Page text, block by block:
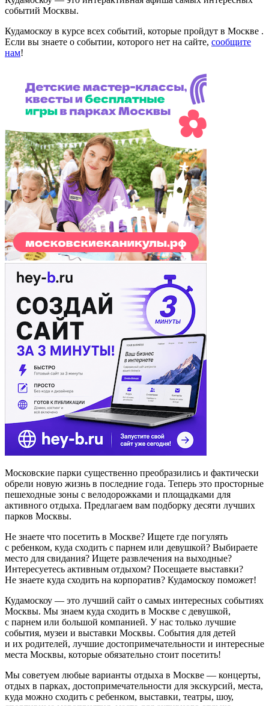
событий Москвы.
Кудамоскоу в курсе всех событий, которые пройдут в Москве .
Если вы знаете о событии, которого нет на сайте, сообщите
нам!
Московские парки существенно преобразились и фактически
обрели новую жизнь в последние года. Теперь это просторные
пешеходные зоны с велодорожками и площадками для
активного отдыха. Предлагаем вам подборку десяти лучших
парков Москвы.
Не знаете что посетить в Москве? Ищете где погулять
с ребенком, куда сходить с парнем или девушкой? Выбираете
место для свидания? Ищете развлечения на выходные?
Интересуетесь активным отдыхом? Посещаете выставки?
Не знаете куда сходить на корпоратив? Кудамоскоу поможет!
Кудамоскоу — это лучший сайт о самых интересных событиях
Москвы. Мы знаем куда сходить в Москве с девушкой,
с парнем или большой компанией. У нас только лучшие
события, музеи и выставки Москвы. События для детей
и их родителей, лучшие достопримечательности и интересные
места Москвы, которые обязательно стоит посетить!
Мы советуем любые варианты отдыха в Москве — концерты,
отдых в парках, достопримечательности для экскурсий, места,
куда можно сходить с ребенком, выставки, театры, шоу,